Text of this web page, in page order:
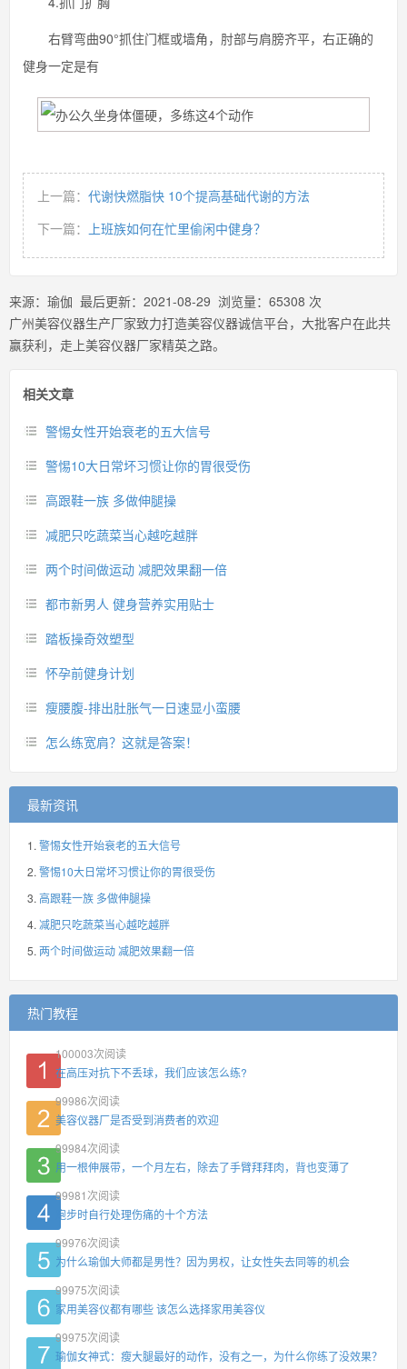
右臂弯曲90°抓住门框或墙角，肘部与肩膀齐平，右正确的
健身一定是有
上一篇： 代谢快燃脂快 10个提高基础代谢的方法
下一篇：
上班族如何在忙里偷闲中健身？
来源： 瑜伽 最后更新： 2021-08-29 浏览量： 65308 次
广州美容仪器生产厂家致力打造美容仪器诚信平台，大批客户在此共
赢获利，走上美容仪器厂家精英之路。
相关文章
警惕女性开始衰老的五大信号
警惕10大日常坏习惯让你的胃很受伤
高跟鞋一族 多做伸腿操
减肥只吃蔬菜当心越吃越胖
两个时间做运动 减肥效果翻一倍
都市新男人 健身营养实用贴士
踏板操奇效塑型
怀孕前健身计划
瘦腰腹-排出肚胀气一日速显小蛮腰
怎么练宽肩？这就是答案！
最新资讯
警惕女性开始衰老的五大信号
警惕10大日常坏习惯让你的胃很受伤
高跟鞋一族 多做伸腿操
减肥只吃蔬菜当心越吃越胖
两个时间做运动 减肥效果翻一倍
热门教程
100003次阅读
在高压对抗下不丢球，我们应该怎么练?
99986次阅读
美容仪器厂是否受到消费者的欢迎
99984次阅读
用一根伸展带，一个月左右，除去了手臂拜拜肉，背也变薄了
99981 次阅读
跑步时自行处理伤痛的十个方法
99976次阅读
为什么瑜伽大师都是男性？因为男权，让女性失去同等的机会
99975次阅读
家用美容仪都有哪些 该怎么选择家用美容仪
99975次阅读
瑜伽女神式：瘦大腿最好的动作，没有之一，为什么你练了没效果？